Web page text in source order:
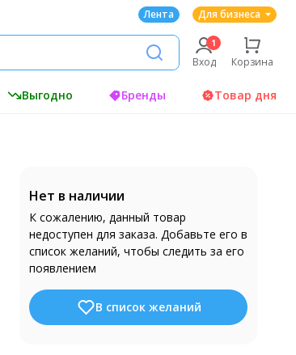
Лента Для бизнеса
Вход Корзина
Выгодно Бренды Товар дня
Нет в наличии
К сожалению, данный товар
недоступен для заказа. Добавьте его в
список желаний, чтобы следить за его
появлением
В список желаний